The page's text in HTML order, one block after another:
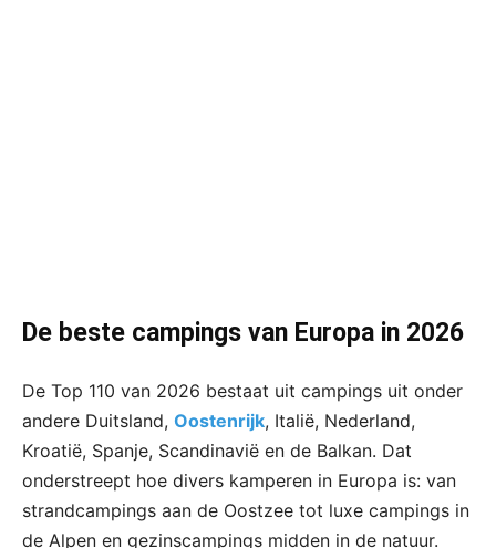
De beste campings van Europa in 2026
De Top 110 van 2026 bestaat uit campings uit onder
andere Duitsland, Oostenrijk, Italië, Nederland,
Kroatië, Spanje, Scandinavië en de Balkan. Dat
onderstreept hoe divers kamperen in Europa is: van
strandcampings aan de Oostzee tot luxe campings in
de Alpen en gezinscampings midden in de natuur.